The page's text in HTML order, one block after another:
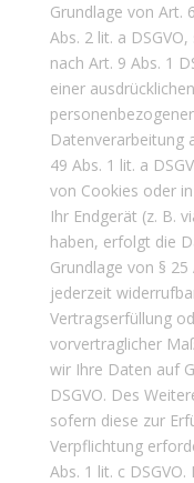
Grundlage von Art.
Abs. 2 lit. a
nach Art. 9 Abs. 1
einer
Datenverarbeitung
49 Abs. 1 lit. a
von Cookies oder
Ihr Endgerät (z. B.
haben, erfolgt die
Grundlage von §
jederzeit
Vertragserfüllung
vorvertraglicher
wir Ihre Daten auf
DSGVO. Des
sofern diese zur
Verpflichtung
Abs. 1 lit. c